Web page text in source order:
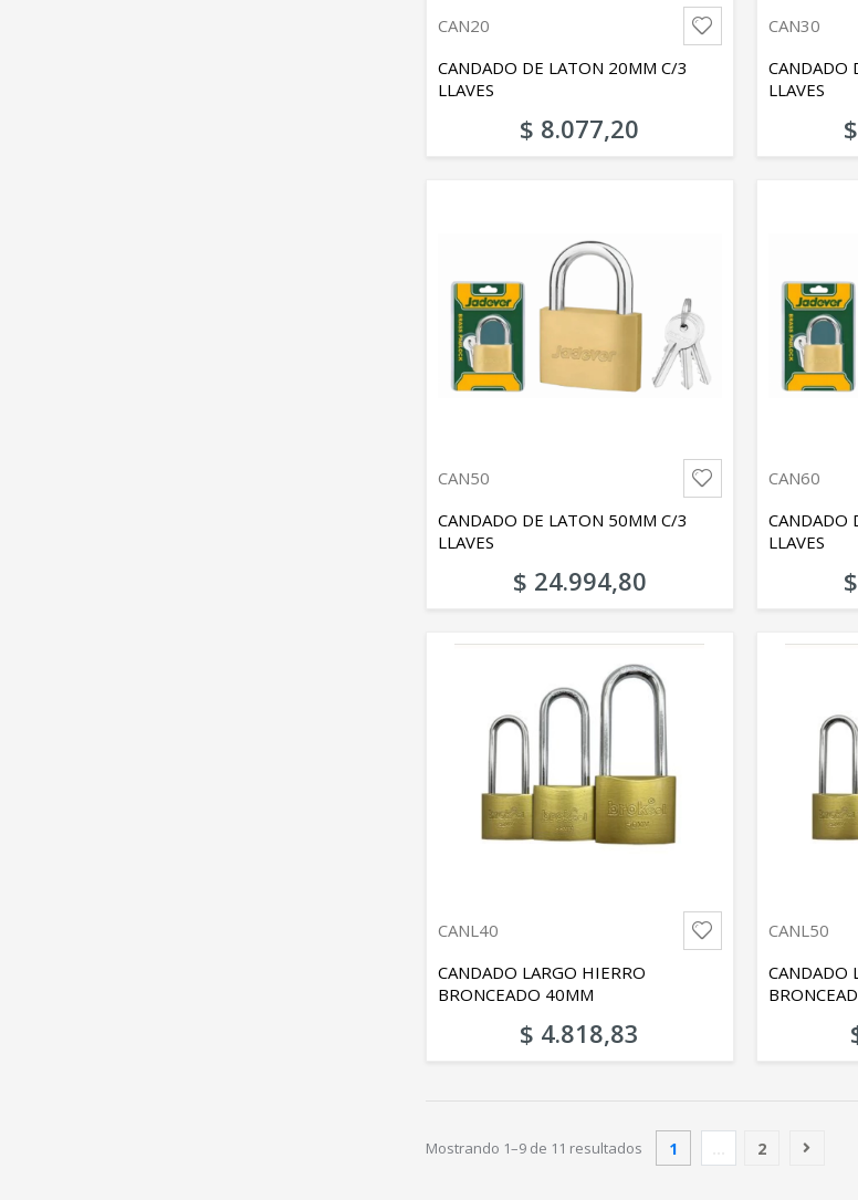
CAN20
CANDADO DE LATON 20MM C/3
LLAVES
$ 8.077,20
CAN30
CANDADO
LLAVES
CAN50
CANDADO DE LATON 50MM C/3
LLAVES
$ 24.994,80
CAN60
CANDADO
LLAVES
CANL40
CANDADO LARGO HIERRO
BRONCEADO 40MM
$ 4.818,83
CANL50
CANDADO
Mostrando 1–9 de 11 resultados 1 2